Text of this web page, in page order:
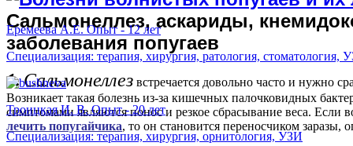
Сальмонеллез, аскариды,
заболевания попугаев
1.Сальмонеллез встречается довольно часто и нужно
Возникает такая болезнь из-за кишечных палочковидных
симптомами являются понос и резкое сбрасывание веса. Если
лечить попугайчика, то он становится переносчиком заразы,
Еремеева А.Е. Опыт - 12 лет
Специализация: терапия, хирургия, ратология, стоматология,
Троицкая И. В. Опыт - 20 лет
Специализация: терапия, хирургия, орнитология, УЗИ